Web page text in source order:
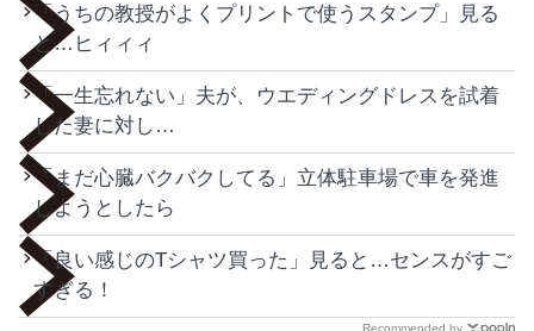
「うちの教授がよくプリントで使うスタンプ」見る
と…ヒィィィ
「一生忘れない」夫が、ウエディングドレスを試着
した妻に対し…
「まだ心臓バクバクしてる」立体駐車場で車を発進
しようとしたら
「良い感じのTシャツ買った」見ると…センスがすご
すぎる！
Recommended by